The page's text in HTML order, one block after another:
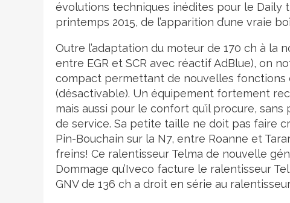
évolutions techniques inédites pour le Daily
printemps 2015, de l’apparition d’une vraie
Outre l’adaptation du moteur de 170 ch à la
entre EGR et SCR avec réactif AdBlue), on
compact permettant de nouvelles
(désactivable). Un équipement fortement
mais aussi pour le confort qu’il procure,
de service. Sa petite taille ne doit pas faire
Pin-Bouchain sur la N7, entre Roanne et
freins! Ce ralentisseur Telma de nouvelle
Dommage qu’Iveco facture le ralentisseur
GNV de 136 ch a droit en série au